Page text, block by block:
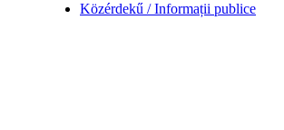
Közérdekű / Informații publice